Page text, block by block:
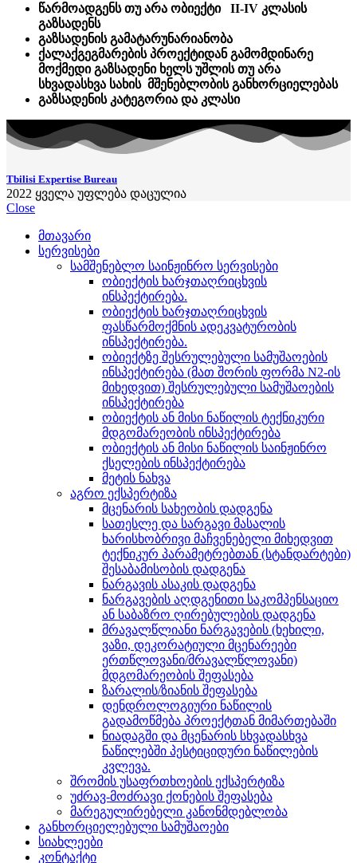
წარმოადგენს თუ არა ობიექტი II-IV კლასის
გაზსადენს
გაზსადენის გამატარუნარიანობა
ქალაქგეგმარების პროექტიდან გამომდინარე
მოქმედი გაზსადენი ხელს უშლის თუ არა
სხვადასხვა სახის მშენებლობის განხორციელებას
გაზსადენის კატეგორია და კლასი
Tbilisi Expertise Bureau
2022 ყველა უფლება დაცულია
Close
მთავარი
სერვისები
სამშენებლო საინჟინრო სერვისები
ობიექტის ხარჯთაღრიცხვის
ინსპექტირება.
ობიექტის ხარჯთაღრიცხვის
ფასწარმოქმნის ადეკვატურობის
ინსპექტირება.
ობიექტზე შესრულებული სამუშაოების
ინსპექტირება (მათ შორის ფორმა N2-ის
მიხედვით) შესრულებული სამუშაოების
ინსპექტირება
ობიექტის ან მისი ნაწილის ტექნიკური
მდგომარეობის ინსპექტირება
ობიექტის ან მისი ნაწილის საინჟინრო
ქსელების ინსპექტირება
მეტის ნახვა
აგრო ექსპერტიზა
მცენარის სახეობის დადგენა
სათესლე და სარგავი მასალის
ხარისხობრივი მაჩვენებელი მიხედვით
ტექნიკურ პარამეტრებთან (სტანდარტები)
შესაბამისობის დადგენა
ნარგავის ასაკის დადგენა
ნარგავების აღდგენითი საკომპენსაციო
ან საბაზრო ღირებულების დადგენა
მრავალწლიანი ნარგავების (ხეხილი,
ვაზი, დეკორატიული მცენარეები
ერთწლოვანი/მრავალწლოვანი)
მდგომარეობის შეფასება
ზარალის/ზიანის შეფასება
დენდროლოგიური ნაწილის
გადამოწმება პროექტთან მიმართებაში
ნიადაგში და მცენარის სხვადასხვა
ნაწილებში პესტიციდური ნაწილების
კვლევა.
შრომის უსაფრთხოების ექსპერტიზა
უძრავ-მოძრავი ქონების შეფასება
მარეგულირებელი კანონმდებლობა
განხორციელებული სამუშაოები
სიახლეები
კონტაქტი